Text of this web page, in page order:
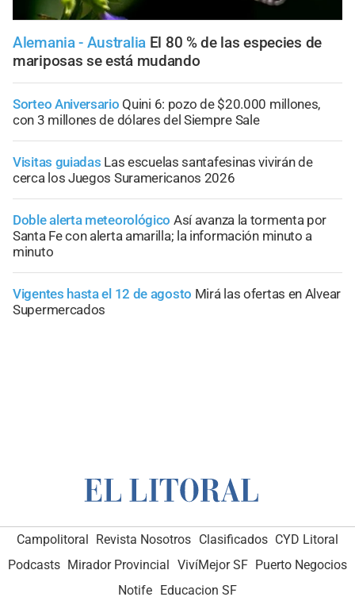
Alemania - Australia El 80 % de las especies de
mariposas se está mudando
Sorteo Aniversario Quini 6: pozo de $20.000 millones,
con 3 millones de dólares del Siempre Sale
Visitas guiadas Las escuelas santafesinas vivirán de
cerca los Juegos Suramericanos 2026
Doble alerta meteorológico Así avanza la tormenta por
Santa Fe con alerta amarilla; la información minuto a
minuto
Vigentes hasta el 12 de agosto Mirá las ofertas en Alvear
Supermercados
Campolitoral Revista Nosotros Clasificados CYD Litoral
Podcasts Mirador Provincial VivíMejor SF Puerto Negocios
Notife
Educacion SF